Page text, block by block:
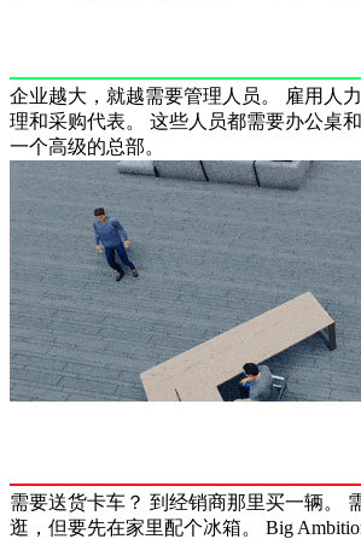
企业越大，就越需要管理人员。 雇用人
理和采购代表。 这些人员都需要办公桌
一个高级的总部。
需要送货卡车？ 到经销商那里买一辆。
逛，但要先在家里配个冰箱。 Big